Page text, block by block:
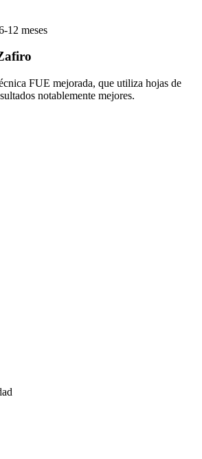
12 meses
FUE mejorada, que utiliza hojas de
notablemente mejores.